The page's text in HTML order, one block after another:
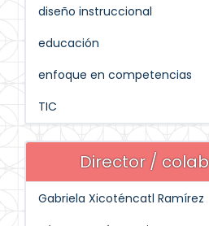
diseño instruccional
educación
enfoque en competencias
TIC
Director /
Gabriela Xicoténcatl Ramírez